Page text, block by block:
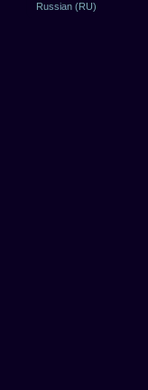
Russian (RU)